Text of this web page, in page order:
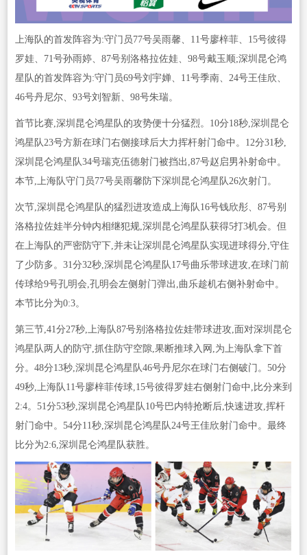
上海队的首发阵容为:守门员77号吴雨馨、11号廖梓菲、15号彼得
罗娃、71号孙雨婷、87号别洛格拉佐娃、98号戴玉顺;深圳昆仑鸿
星队的首发阵容为:守门员69号刘宇婵、11号季南、24号王佳欣、
46号丹尼尔、93号刘智新、98号朱瑞。
首节比赛,深圳昆仑鸿星队的攻势便十分猛烈。10分18秒,深圳昆仑
鸿星队23号方新在球门右侧接球后大力挥杆射门命中。12分31秒,
深圳昆仑鸿星队34号瑞克伍德射门被挡出,87号赵启男补射命中。
本节,上海队守门员77号吴雨馨防下深圳昆仑鸿星队26次射门。
次节,深圳昆仑鸿星队的猛烈进攻造成上海队16号钱欣彤、87号别
洛格拉佐娃半分钟内相继犯规,深圳昆仑鸿星队获得5打3机会。但
在上海队的严密防守下,并未让深圳昆仑鸿星队实现进球得分,守住
了少防多。31分32秒,深圳昆仑鸿星队17号曲乐带球进攻,在球门前
传球给9号孔明会,孔明会左侧射门弹出,曲乐趁机右侧补射命中。
本节比分为0:3。
第三节,41分27秒,上海队87号别洛格拉佐娃带球进攻,面对深圳昆仑
鸿星队两人的防守,抓住防守空隙,果断推球入网,为上海队拿下首
分。48分13秒,深圳昆仑鸿星队46号丹尼尔在球门右侧破门。50分
49秒,上海队11号廖梓菲传球,15号彼得罗娃右侧射门命中,比分来到
2:4。51分53秒,深圳昆仑鸿星队10号巴内特抢断后,快速进攻,挥杆
射门命中。54分11秒,深圳昆仑鸿星队24号王佳欣射门命中。最终
比分为2:6,深圳昆仑鸿星队获胜。